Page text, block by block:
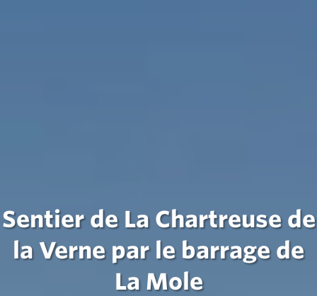
Sentier de La Chartreuse de
la Verne par le barrage de
La Mole